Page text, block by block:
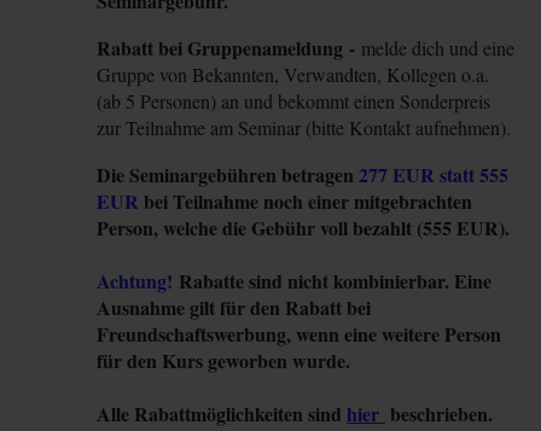
Rabatt bei Gruppenameldung - melde dich und eine
Gruppe von Bekannten, Verwandten, Kollegen o.a.
(ab 5 Personen) an und bekommt einen Sonderpreis
zur Teilnahme am Seminar (bitte Kontakt aufnehmen).
Die Seminargebühren betragen 277 EUR statt 555
EUR bei Teilnahme noch einer mitgebrachten
Person, welche die Gebühr voll bezahlt (555 EUR).
Achtung! Rabatte sind nicht kombinierbar. Eine
Ausnahme gilt für den Rabatt bei
Freundschaftswerbung, wenn eine weitere Person
für den Kurs geworben wurde.
Alle Rabattmöglichkeiten sind hier beschrieben.